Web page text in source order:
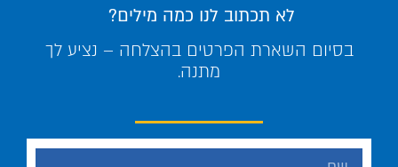
לא תכתוב לנו כמה מילים?
בסיום השארת הפרטים בהצלחה – נציע לך
מתנה.